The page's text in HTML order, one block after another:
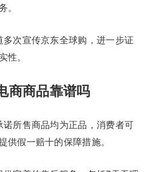
。
多次宣传京东全球购，进一步证
性。
商商品靠谱吗
诺所售商品均为正品，消费者可
供假一赔十的保障措施。